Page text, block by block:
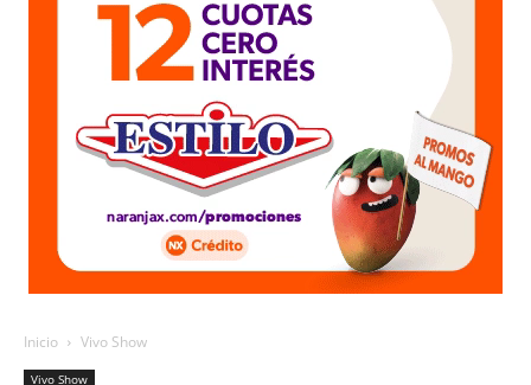
Inicio Vivo Show
Vivo Show